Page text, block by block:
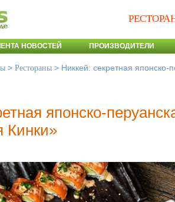
НОВОСТЕЙ ПРОИЗВОДИТЕЛИ
> Рестораны > Никкей: секретная
японско-
Кинки»